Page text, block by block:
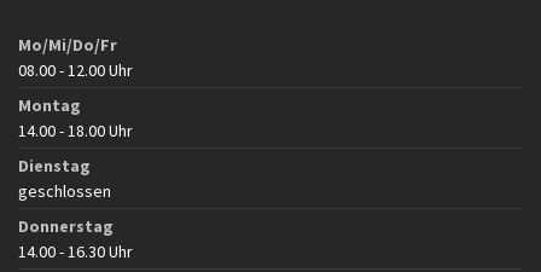
Mo/Mi/Do/Fr
08.00 - 12.00 Uhr
Montag
14.00 - 18.00 Uhr
Dienstag
geschlossen
Donnerstag
14.00 - 16.30 Uhr